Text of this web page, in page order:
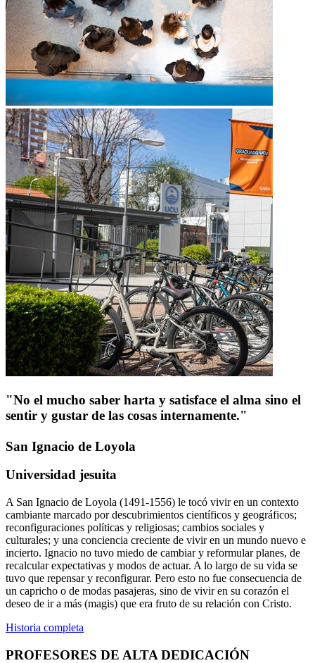
"No el mucho saber harta y satisface el alma sino el
sentir y gustar de las cosas internamente."
San Ignacio de Loyola
Universidad jesuita
A San Ignacio de Loyola (1491-1556) le tocó vivir en un contexto
cambiante marcado por descubrimientos científicos y geográficos;
reconfiguraciones políticas y religiosas; cambios sociales y
culturales; y una conciencia creciente de vivir en un mundo nuevo e
incierto. Ignacio no tuvo miedo de cambiar y reformular planes, de
recalcular expectativas y modos de actuar. A lo largo de su vida se
tuvo que repensar y reconfigurar. Pero esto no fue consecuencia de
un capricho o de modas pasajeras, sino de vivir en su corazón el
deseo de ir a más (magis) que era fruto de su relación con Cristo.
Historia completa
PROFESORES DE ALTA DEDICACIÓN